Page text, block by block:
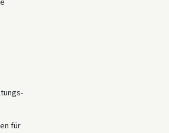
für